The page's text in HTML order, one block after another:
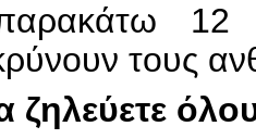
12
τους
ζηλεύετε